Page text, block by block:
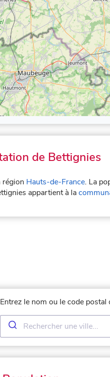
de Bettignies
région Hauts-de-France. La
appartient à la
Entrez le nom ou le code